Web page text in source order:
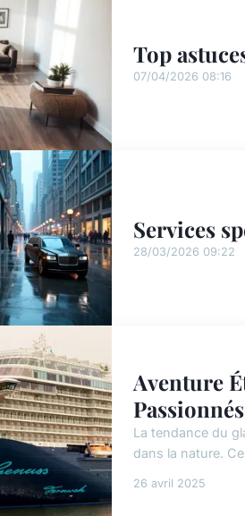
Top
07/04/2026 08:16
Services
28/03/2026 09:22
Aventure
Passionnés
La tendance du
dans la nature.
26 avril 2025